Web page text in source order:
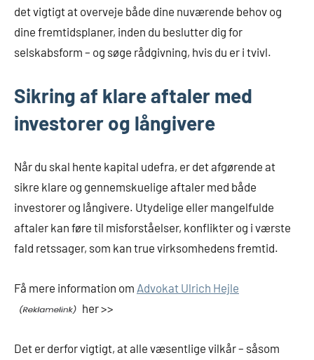
det vigtigt at overveje både dine nuværende behov og
dine fremtidsplaner, inden du beslutter dig for
selskabsform – og søge rådgivning, hvis du er i tvivl.
Sikring af klare aftaler med
investorer og långivere
Når du skal hente kapital udefra, er det afgørende at
sikre klare og gennemskuelige aftaler med både
investorer og långivere. Utydelige eller mangelfulde
aftaler kan føre til misforståelser, konflikter og i værste
fald retssager, som kan true virksomhedens fremtid.
Få mere information om Advokat Ulrich Hejle
her >>
Det er derfor vigtigt, at alle væsentlige vilkår – såsom